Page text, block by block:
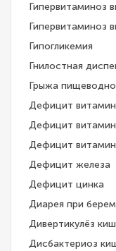
Гипервитаминоз
Гипервитаминоз
Гипогликемия
Гнилостная
Грыжа
Дефицит
Дефицит
Дефицит
Дефицит железа
Дефицит цинка
Диарея при
Дивертикулёз
Дисбактериоз